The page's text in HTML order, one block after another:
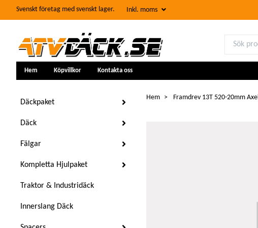
Svenskt företag med svenskt lager. Inkl. moms
Hem Köpvillkor Kontakta oss
Däckpaket
Däck
Fälgar
Kompletta Hjulpaket
Traktor & Industridäck
Innerslang Däck
Hem Framdrev 13T 520-20mm Axel